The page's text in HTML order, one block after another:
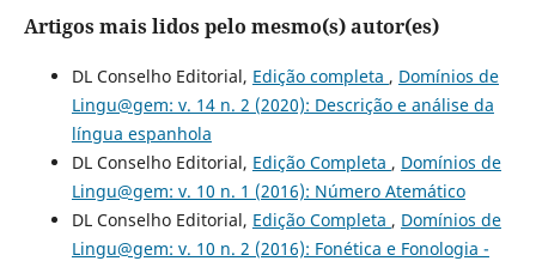
Artigos mais lidos pelo mesmo(s) autor(es)
DL Conselho Editorial, Edição completa , Domínios de
Lingu@gem: v. 14 n. 2 (2020): Descrição e análise da
língua espanhola
DL Conselho Editorial, Edição Completa , Domínios de
Lingu@gem: v. 10 n. 1 (2016): Número Atemático
DL Conselho Editorial, Edição Completa , Domínios de
Lingu@gem: v. 10 n. 2 (2016): Fonética e Fonologia -